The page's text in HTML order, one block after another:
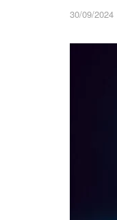
30/09/2024